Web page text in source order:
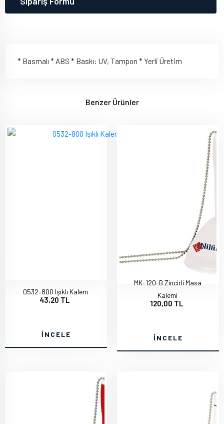
* Basmalı * ABS * Baskı: UV, Tampon * Yerli Üretim
Benzer Ürünler
0532-800 Işıklı Kalem
43,20 TL
İNCELE
MK-120-B Zincirli Masa
Kalemi
120,00 TL
İNCELE